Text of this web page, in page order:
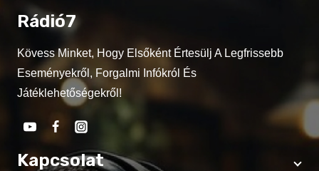
Rádió7
Kövess Minket, Hogy Elsőként Értesülj A Legfrissebb
Eseményekről, Forgalmi Infókról És
Játéklehetőségekről!
Kapcsolat